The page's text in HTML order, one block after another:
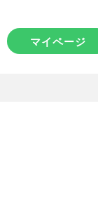
マイページ